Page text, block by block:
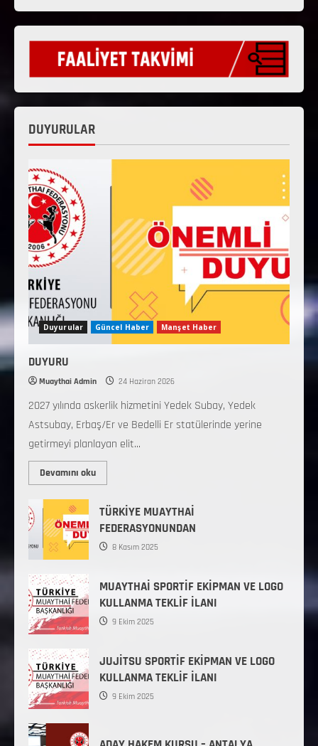
DUYURULAR
Duyurular Güncel Haber Manşet Haber
DUYURU
Muaythai Admin 24 Haziran 2026
2027 yılında askerlik hizmetini Yedek Subay, Yedek
Astsubay, Erbaş/Er ve Bedelli Er statülerinde yerine
getirmeyi planlayan elit...
Devamını oku
TÜRKİYE MUAYTHAİ
FEDERASYONUNDAN
8 Kasım 2025
MUAYTHAİ SPORTİF EKİPMAN VE LOGO
KULLANMA TEKLİF İLANI
9 Ekim 2025
JUJİTSU SPORTİF EKİPMAN VE LOGO
KULLANMA TEKLİF İLANI
9 Ekim 2025